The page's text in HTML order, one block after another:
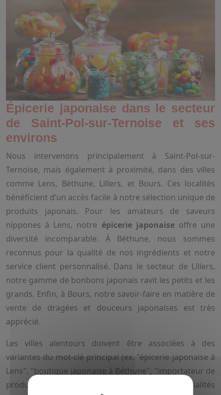
Épicerie japonaise dans le secteur
de Saint-Pol-sur-Ternoise et ses
environs
Nous intervenons principalement à Saint-Pol-sur-
Ternoise, mais également à proximité, dans des villes
comme Lens, Béthune, Lillers, et Bours. Ces localités
bénéficient d’un accès facile à notre sélection unique de
produits japonais. Pour les amateurs de saveurs
nippones à Lens, notre épicerie japonaiseoffre une
diversité incomparable. À Béthune, nous sommes
reconnus pour la qualité de nos ingrédients et notre
service client personnalisé. Dans le secteur de Lillers,
notre gamme de bonbons japonais ravit les petits et les
grands. Enfin, à Bours, notre savoir-faire en matière de
vente de dragées et douceurs japonaises est très
apprécié.
Les villes alentours doivent être associées à des
variantes du mot-clé principal (ex. "épicerie japonaise à
Lens", "boutique japonaise à Béthune", "importateur de
produits japonais à Lillers", "vente de spécialités